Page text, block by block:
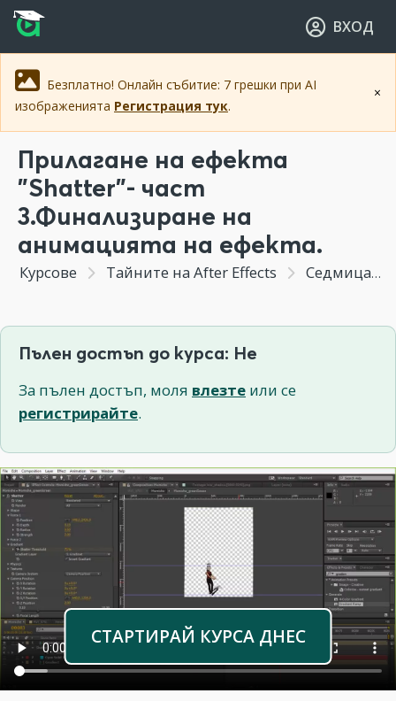
Прескочи към основното съдържание
Прескочи към навигацията
ВХОД
×
Безплатно! Онлайн събитие: 7 грешки при AI
изображенията Регистрация тук.
Прилагане на ефекта
"Shatter"- част
3.Финализиране на
анимацията на ефекта.
Курсове Тайните на After Effects Седмица 5 - Създаване на ефект на дезинтеграция.Изрязване по зелено.
Пълен достъп до курса: Не
За пълен достъп, моля влезте или се
регистрирайте.
СТАРТИРАЙ КУРСА ДНЕС